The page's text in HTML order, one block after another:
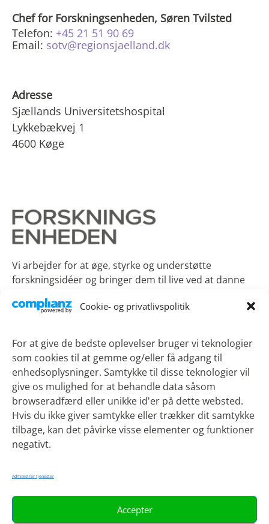
Cookie- og privatlivspolitik
For at give de bedste oplevelser bruger vi teknologier
som cookies til at gemme og/eller få adgang til
enhedsoplysninger. Samtykke til disse teknologier vil
give os mulighed for at behandle data såsom
browseradfærd eller unikke id'er på dette websted.
Hvis du ikke giver samtykke eller trækker dit samtykke
tilbage, kan det påvirke visse elementer og funktioner
negativt.
Administrer tjenester
Accepter
Chef for Forskningsenheden, Søren Tvilsted
Telefon: +45 21 51 90 69
Email: sotv@regionsjaelland.dk
Adresse
Sjællands Universitetshospital
Lykkebækvej 1
4600 Køge
Vi arbejder for at øge, styrke og understøtte
forskningsidéer og bringer dem til live ved at danne
LinkedIn
Kontakt
Lykkebækvej 1
4600 Køge
Telefon:
Genveje